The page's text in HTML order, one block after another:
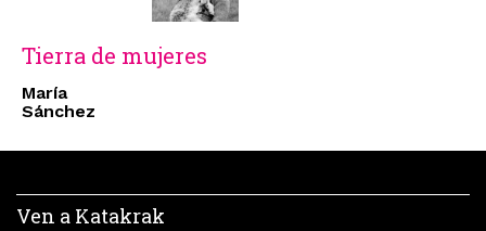
Tierra de mujeres
María
Sánchez
Ven a Katakrak